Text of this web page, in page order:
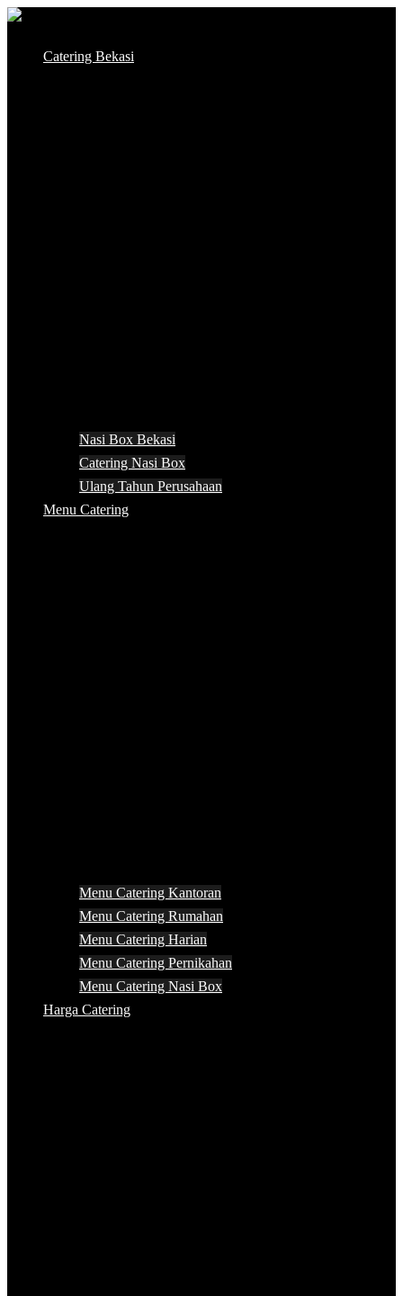
Skip
content
Catering Bekasi
Nasi Box Bekasi
Catering Nasi Box
Ulang Tahun Perusahaan
Menu Catering
Menu Catering Kantoran
Menu Catering Rumahan
Menu Catering Harian
Menu Catering Pernikahan
Menu Catering Nasi Box
Harga Catering